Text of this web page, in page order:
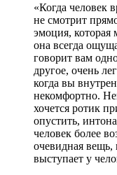
«Когда человек
не смотрит
эмоция,
она всегда
говорит вам
другое, очень
когда вы
некомфортно.
хочется ротик
опустить,
человек более
очевидная вещь,
выступает у